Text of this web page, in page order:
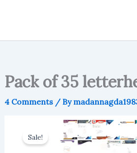
Pack of 35
4 Comments / By
Sale!